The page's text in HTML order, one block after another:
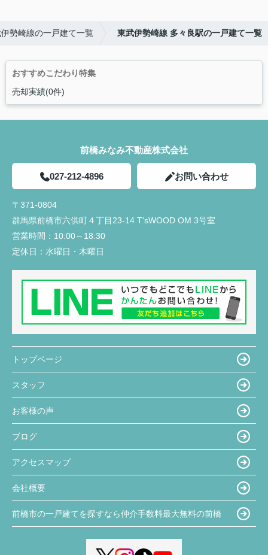
勢崎線の一戸建て一覧 東武伊勢崎線 多々良駅の一戸建て一覧
おすすめこだわり特集
売却実績(0件)
前橋みなみ不動産株式会社
027-212-4896 お問い合わせ
〒371-0804
群馬県前橋市六供町４丁目23‐14 T'sWOOD OM 3号室
営業時間： 10:00～18:30
定休日： 水曜日・木曜日
トップページ
スタッフ
お客様の声
ブログ
アクセスマップ
会社概要
前橋市の一戸建てを探すなら仲介手数料最大無料の前橋